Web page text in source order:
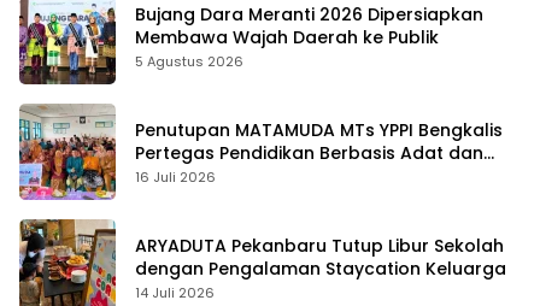
Bujang Dara Meranti 2026 Dipersiapkan
Membawa Wajah Daerah ke Publik
5 Agustus 2026
Penutupan MATAMUDA MTs YPPI Bengkalis
Pertegas Pendidikan Berbasis Adat dan
Karakter
16 Juli 2026
ARYADUTA Pekanbaru Tutup Libur Sekolah
dengan Pengalaman Staycation Keluarga
14 Juli 2026